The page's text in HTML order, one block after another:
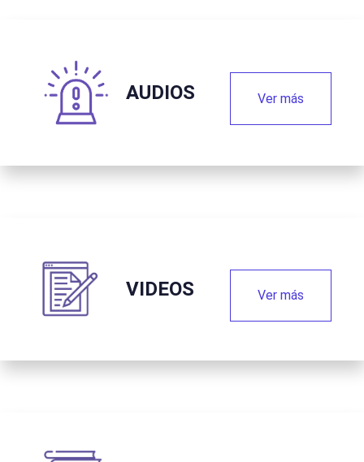
AUDIOS Ver más
VIDEOS Ver más